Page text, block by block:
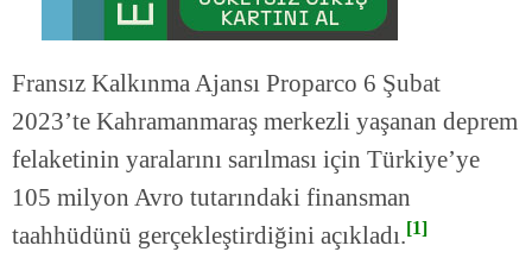
Fransız Kalkınma Ajansı Proparco 6 Şubat
2023’te Kahramanmaraş merkezli yaşanan deprem
felaketinin yaralarını sarılması için Türkiye’ye
105 milyon Avro tutarındaki finansman
taahhüdünü gerçekleştirdiğini açıkladı.[1]